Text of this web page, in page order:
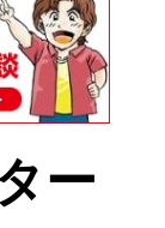
ー